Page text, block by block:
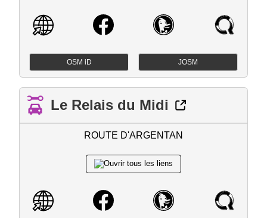
OSM iD JOSM
Le Relais du Midi
ROUTE D'ARGENTAN